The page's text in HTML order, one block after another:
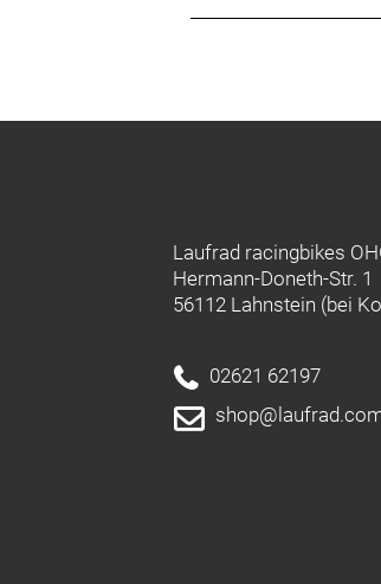
Laufrad racingbikes
Hermann-Doneth-Str. 1
56112 Lahnstein (bei
02621 62197